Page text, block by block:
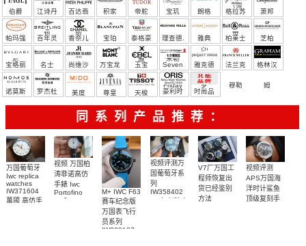
（恒
宝）
伯爵 江诗丹
顿
百达翡
丽
积家 帝舵 宝玑 朗格 格拉苏
蒂
萧邦
帕玛强
尼
百年灵 香奈儿 宝珀 泰格豪
雅
理查德.
米勒
雅典 柏莱士 芝柏
宝格丽 名士 尚维沙 万宝龙 玉宝 Seven
Friday
雅克德
罗
法兰克
穆勒
格林汉
姆
诺莫斯
罗杰杜 美度 尊皇 天梭 豪利时 时尚品
牌/原单
同系列产品推荐：
万国葡萄牙
Iwc replica
watches
IW371604
萬國 高仿手
视频 万国柏
涛菲诺高仿
手錶 Iwc
Portofino
replica
M+ IWC F63
赛车纪念版
万国表飞行
员系列
IW328107
视频评测万
国葡萄牙系
列
IW358402
V7厂万国工
程师恢复出
货已经鉴别
方法
视频评测
APS万国海
洋时计鲨鱼
顶级复刻手